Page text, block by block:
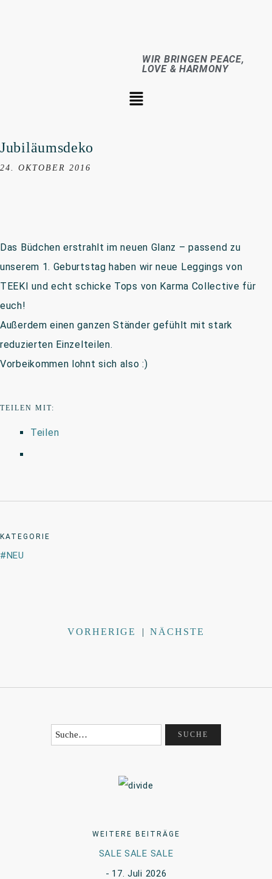
WIR BRINGEN PEACE,
LOVE & HARMONY
Jubiläumsdeko
24. OKTOBER 2016
Das Büdchen erstrahlt im neuen Glanz – passend zu
unserem 1. Geburtstag haben wir neue Leggings von
TEEKI und echt schicke Tops von Karma Collective für
euch!
Außerdem einen ganzen Ständer gefühlt mit stark
reduzierten Einzelteilen.
Vorbeikommen lohnt sich also :)
TEILEN MIT:
Teilen
KATEGORIE
NEU
VORHERIGE | NÄCHSTE
WEITERE BEITRÄGE
SALE SALE SALE
17. Juli 2026